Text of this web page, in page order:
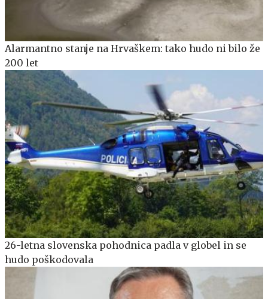
Alarmantno stanje na Hrvaškem: tako hudo ni bilo že
200 let
26-letna slovenska pohodnica padla v globel in se
hudo poškodovala